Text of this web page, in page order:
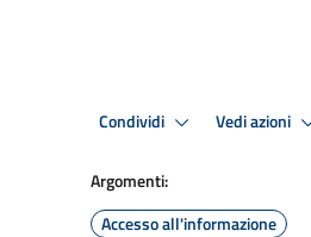
Condividi Vedi azioni
Argomenti:
Accesso all'informazione